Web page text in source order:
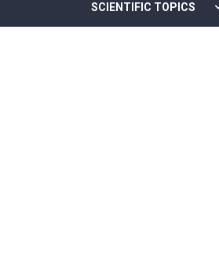
SCIENTIFIC TOPICS